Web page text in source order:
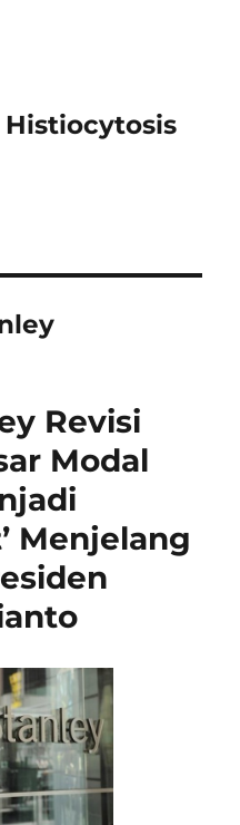
Histiocytosis
Revisi
Modal
Menjelang